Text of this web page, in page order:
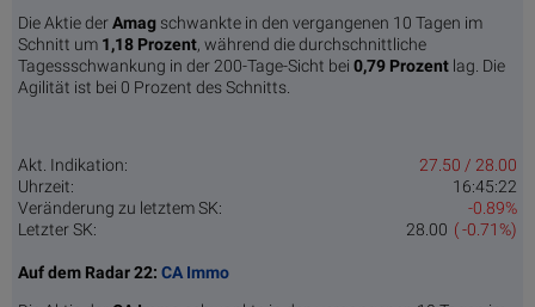
Die Aktie derAmag schwankte in den vergangenen 10 Tagen im
Schnitt um 1,18 Pro­zent, während die durchschnittliche
Tagessschwankung in der 200-Tage-Sicht bei 0,79 Prozent lag. Die
Agilität ist bei 0 Prozent des Schnitts.
Akt. Indikation:
27.50 / 28.00
Uhrzeit:
16:45:22
Veränderung zu letztem SK:
-0.89%
Letzter SK:
( -0.71%)
28.00
Auf dem Radar 22: CA Immo